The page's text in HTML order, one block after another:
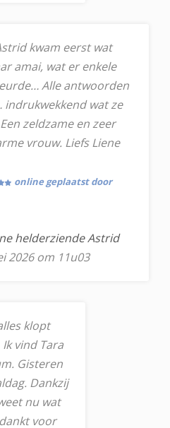
kwam eerst wat
amai, wat er enkele
Alle antwoorden
indrukwekkend wat ze
zeldzame en zeer
vrouw. Liefs Liene
online geplaatst door
helderziende Astrid
2026 om 11u03
klopt
vind Tara
Gisteren
Dankzij
nu wat
voor